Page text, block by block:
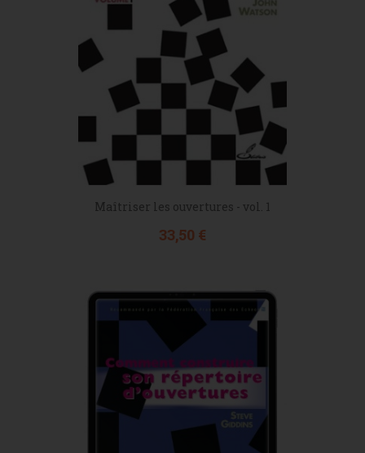
Maîtriser les ouvertures - vol. 1
Prix
33,50 €